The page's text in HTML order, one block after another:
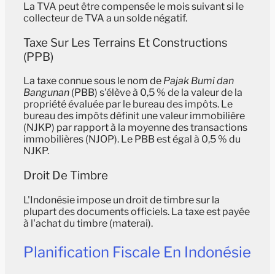
La TVA peut être compensée le mois suivant si le
collecteur de TVA a un solde négatif.
Taxe Sur Les Terrains Et Constructions
(PPB)
La taxe connue sous le nom de Pajak Bumi dan
Bangunan (PBB) s'élève à 0,5 % de la valeur de la
propriété évaluée par le bureau des impôts. Le
bureau des impôts définit une valeur immobilière
(NJKP) par rapport à la moyenne des transactions
immobilières (NJOP). Le PBB est égal à 0,5 % du
NJKP.
Droit De Timbre
L'Indonésie impose un droit de timbre sur la
plupart des documents officiels. La taxe est payée
à l'achat du timbre (materai).
Planification Fiscale En Indonésie